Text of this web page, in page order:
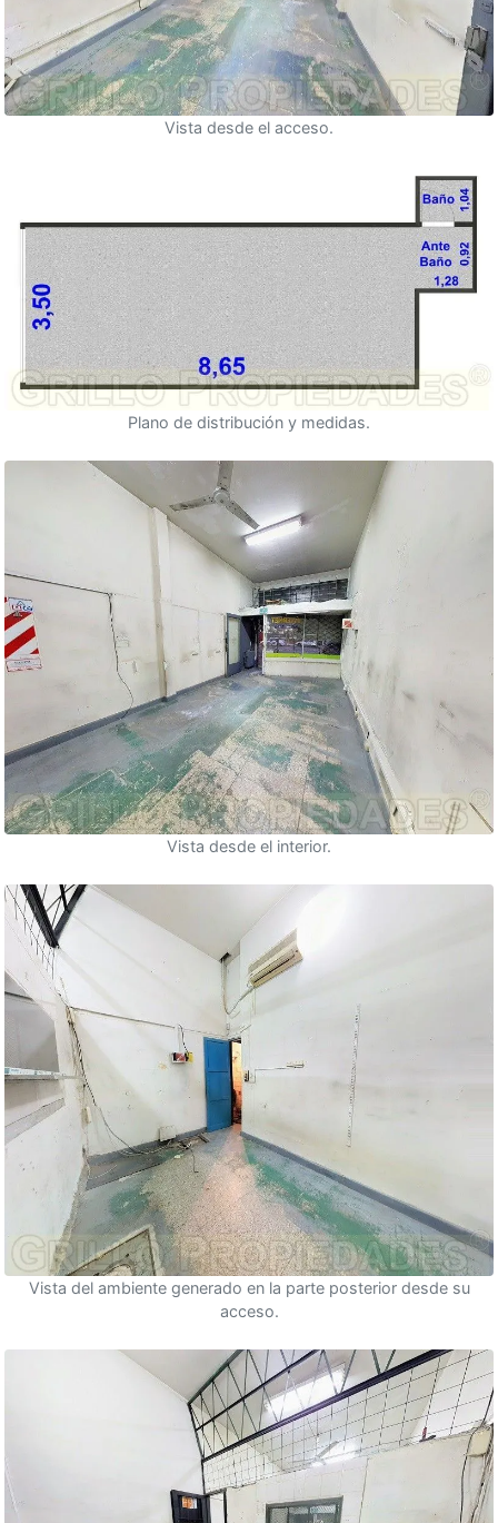
Vista desde el acceso.
Plano de distribución y medidas.
Vista desde el interior.
Vista del ambiente generado en la parte posterior desde su
acceso.